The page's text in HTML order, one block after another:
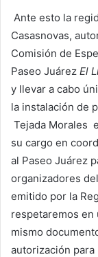
Ante esto la
Casasnovas,
Comisión de
Paseo Juárez El
y llevar a cabo
la instalación de
Tejada Morales
su cargo en
al Paseo Juárez
organizadores
emitido por la
respetaremos en
mismo
autorización para